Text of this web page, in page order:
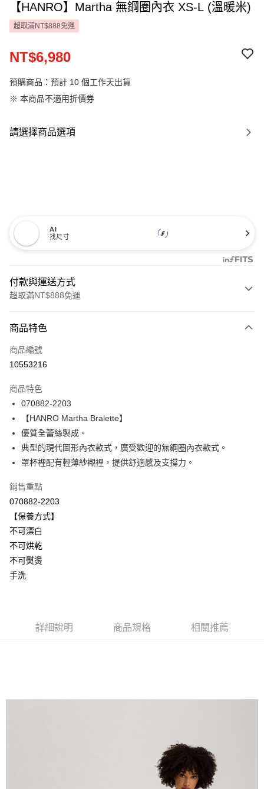
【HANRO】Martha 無鋼圈內衣 XS-L (溫暖米)
超取滿NT$888免運
NT$6,980
預購商品：預計 10 個工作天出貨
※ 本商品不適用折價券
請選擇商品選項
AI
找尺寸
付款與運送方式
超取滿NT$888免運
信用卡一次付款
信用卡分期付款
合作金庫商業銀行
華南商業銀行
上海商業儲蓄銀行
國泰世華商業銀行
臺灣中小企業銀行
台中商業銀行
匯豐（台灣）商業銀行
華泰商業銀行
聯邦商業銀行
遠東國際商業銀行
元大商業銀行
台新國際商業銀行
台灣樂天信用卡公司
Apple Pay
悠遊付
全盈+PAY
ATM付款
運送方式
付款後全家取貨$888免運-以PackAge+配客嘉循環箱包裝寄出
每筆NT$90，滿NT$888(含以上)免運費
付款後萊爾富取貨
每筆NT$90，滿NT$1,000(含以上)免運費
商品特色
商品編號
10553216
商品特色
070882-2203
【HANRO Martha Bralette】
優質全蕾絲製成。
典型的現代圖形內衣款式，廣受歡迎的無鋼圈內衣款式。
罩杯裡配有輕薄紗襯裡，提供舒適感及支撐力。
銷售重點
070882-2203
【保養方式】
不可漂白
不可烘乾
不可熨燙
手洗
詳細說明 商品規格 相關推薦